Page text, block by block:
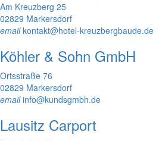
Am Kreuzberg 25
02829 Markersdorf
emailkontakt@hotel-kreuzbergbaude.de
Köhler & Sohn GmbH
Ortsstraße 76
02829 Markersdorf
emailinfo@kundsgmbh.de
Lausitz Carport